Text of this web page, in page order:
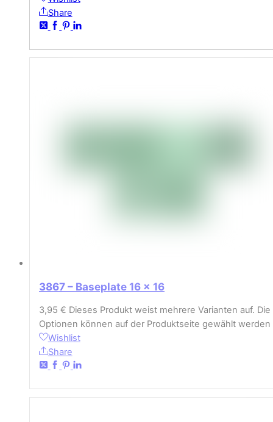
Share
3867 – Baseplate 16 x 16
3,95 € Dieses Produkt weist mehrere Varianten auf. Die
Optionen können auf der Produktseite gewählt werden
Wishlist
Share